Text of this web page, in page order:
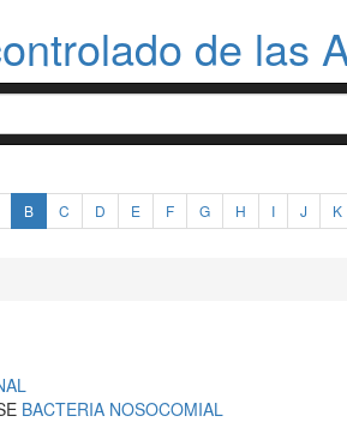
de las
B C D E F G H I J K
BACTERIA NOSOCOMIAL